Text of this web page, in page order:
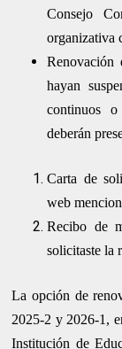
Consejo
organizativa
Renovación
hayan
continuos o
deberán
Carta de
web
Recibo de
solicitaste la
La opción de
2025-2 y 2026-1,
Institución de